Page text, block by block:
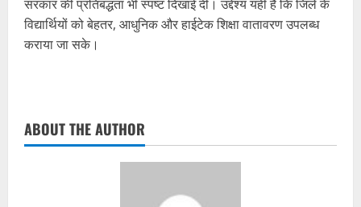
सरकार की प्रतिबद्धता भी स्पष्ट दिखाई दी। उद्देश्य यही है कि जिले के
विद्यार्थियों को बेहतर, आधुनिक और हाईटेक शिक्षा वातावरण उपलब्ध
कराया जा सके।
ABOUT THE AUTHOR